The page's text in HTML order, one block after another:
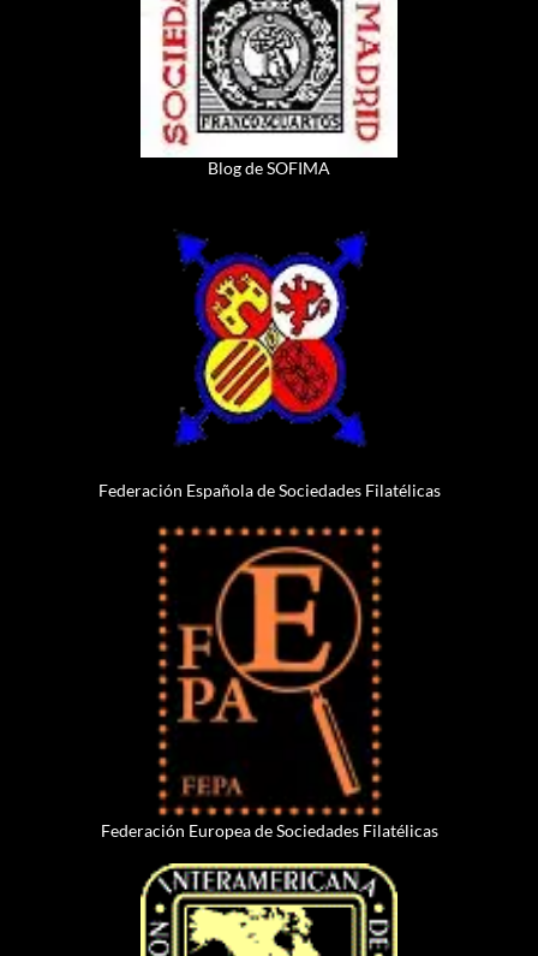
Blog de SOFIMA
Federación Española de Sociedades Filatélicas
Federación Europea de Sociedades Filatélicas